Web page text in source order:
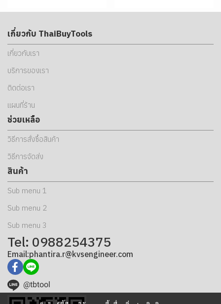
เกี่ยวกับ ThaiBuyTools
เกี่ยวกับเรา
บริการของเรา
ติดต่อเรา
แผนที่ร้าน
ช่วยเหลือ
วิธีการสั่งซื้อสินค้า
วิธีการจัดส่ง
สินค้า
Sub menu 1
Sub menu 2
Sub menu 3
Tel: 0988254375
Email:phantira.r@kvsengineer.com
@tbtool